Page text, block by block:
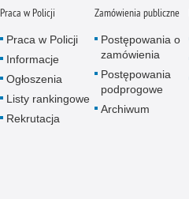
Praca w Policji
Praca w Policji
Informacje
Ogłoszenia
Listy rankingowe
Rekrutacja
Zamówienia publiczne
Postępowania o
zamówienia
Postępowania
podprogowe
Archiwum